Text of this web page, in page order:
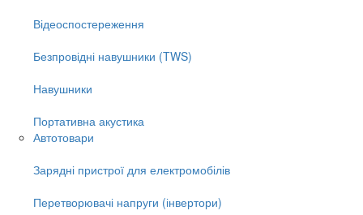
Відеоспостереження
Безпровідні навушники (TWS)
Навушники
Портативна акустика
Автотовари
Зарядні пристрої для електромобілів
Перетворювачі напруги (інвертори)